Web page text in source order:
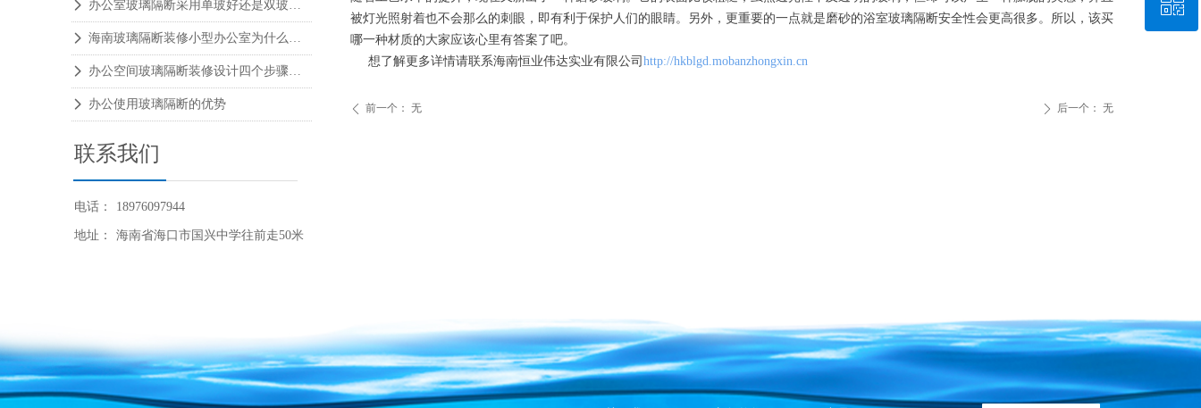
넲 办公室玻璃隔断采用单玻好还是双玻好？
넲 海南玻璃隔断装修小型办公室为什么这么火爆？
넲 办公空间玻璃隔断装修设计四个步骤阶段
넲 办公使用玻璃隔断的优势
联系我们
电话： 18976097944
地址： 海南省海口市国兴中学往前走50米
被灯光照射着也不会那么的刺眼，即有利于保护人们的眼睛。另外，更重要的一点就是磨砂的浴室玻璃隔断安全性会更高很多。所以，该买
哪一种材质的大家应该心里有答案了吧。
想了解更多详情请联系海南恒业伟达实业有限公司 http://hkblgd.mobanzhongxin.cn
ꄴ 前一个： 无 ꄲ 后一个： 无